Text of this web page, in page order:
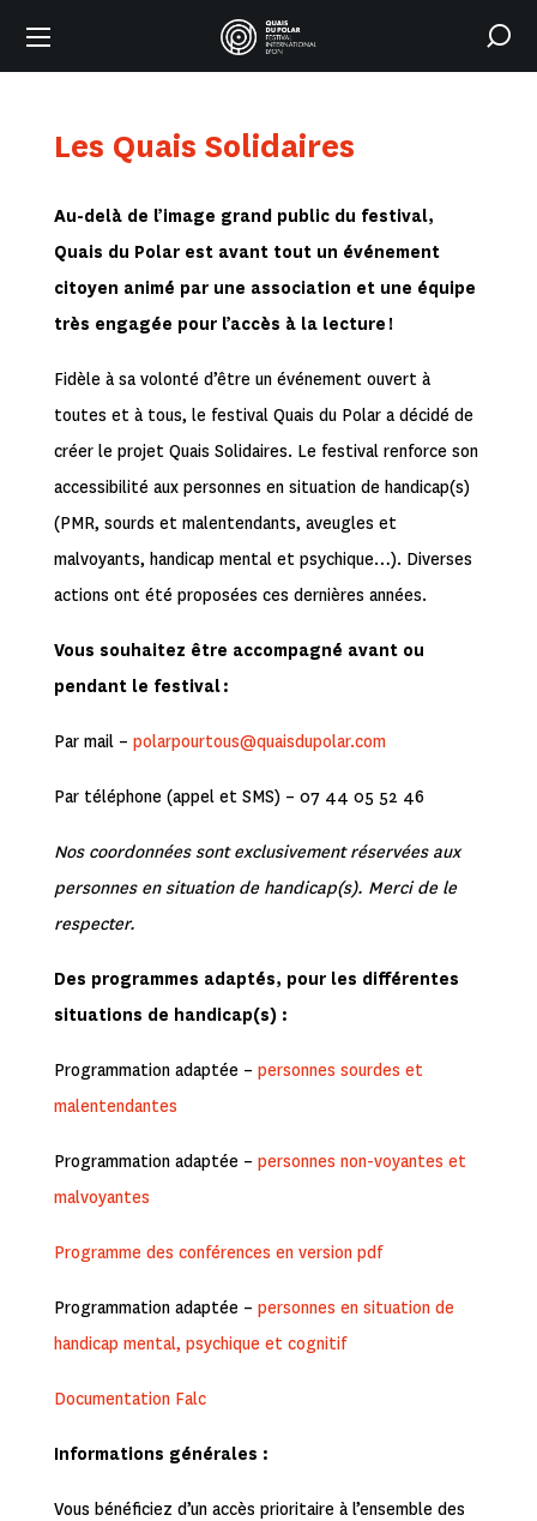
Les Quais Solidaires
Au-delà de l’image grand public du festival,
Quais du Polar est avant tout un événement
citoyen animé par une association et une équipe
très engagée pour l’accès à la lecture !
Fidèle à sa volonté d’être un événement ouvert à
toutes et à tous, le festival Quais du Polar a décidé de
créer le projet Quais Solidaires. Le festival renforce son
accessibilité aux personnes en situation de handicap(s)
(PMR, sourds et malentendants, aveugles et
malvoyants, handicap mental et psychique…). Diverses
actions ont été proposées ces dernières années.
Vous souhaitez être accompagné avant ou
pendant le festival :
Par mail – polarpourtous@quaisdupolar.com
Par téléphone (appel et SMS) – 07 44 05 52 46
Nos coordonnées sont exclusivement réservées aux
personnes en situation de handicap(s). Merci de le
respecter.
Des programmes adaptés, pour les différentes
situations de handicap(s) :
Programmation adaptée – personnes sourdes et
malentendantes
Programmation adaptée – personnes non-voyantes et
malvoyantes
Programme des conférences en version pdf
Programmation adaptée – personnes en situation de
handicap mental, psychique et cognitif
Documentation Falc
Informations générales :
Vous bénéficiez d’un accès prioritaire à l’ensemble des